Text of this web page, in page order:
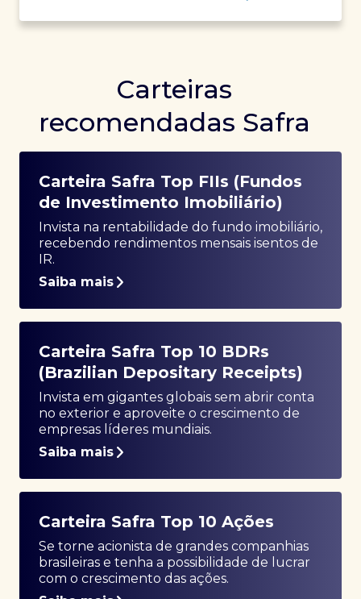
Carteiras
recomendadas Safra
Carteira Safra Top FIIs (Fundos
de Investimento Imobiliário)
Invista na rentabilidade do fundo imobiliário,
recebendo rendimentos mensais isentos de
IR.
Saiba mais
Carteira Safra Top 10 BDRs
(Brazilian Depositary Receipts)
Invista em gigantes globais sem abrir conta
no exterior e aproveite o crescimento de
empresas líderes mundiais.
Saiba mais
Carteira Safra Top 10 Ações
Se torne acionista de grandes companhias
brasileiras e tenha a possibilidade de lucrar
com o crescimento das ações.